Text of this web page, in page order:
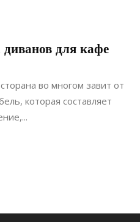
для кафе
во многом завит от
которая составляет